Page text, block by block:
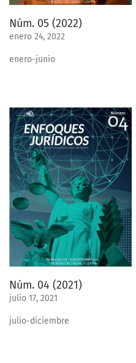
Núm. 05 (2022)
enero 24, 2022
enero-junio
Núm. 04 (2021)
julio 17, 2021
julio-diciembre